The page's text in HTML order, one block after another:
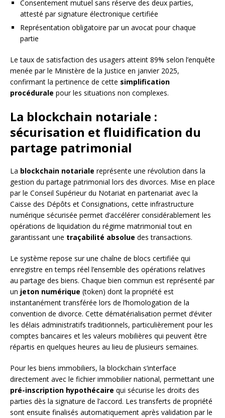
Consentement mutuel sans réserve des deux parties,
attesté par signature électronique certifiée
Représentation obligatoire par un avocat pour chaque
partie
Le taux de satisfaction des usagers atteint 89% selon l’enquête
menée par le Ministère de la Justice en janvier 2025,
confirmant la pertinence de cette simplification
procédurale pour les situations non complexes.
La blockchain notariale :
sécurisation et fluidification du
partage patrimonial
La blockchain notariale représente une révolution dans la
gestion du partage patrimonial lors des divorces. Mise en place
par le Conseil Supérieur du Notariat en partenariat avec la
Caisse des Dépôts et Consignations, cette infrastructure
numérique sécurisée permet d’accélérer considérablement les
opérations de liquidation du régime matrimonial tout en
garantissant une traçabilité absolue des transactions.
Le système repose sur une chaîne de blocs certifiée qui
enregistre en temps réel l’ensemble des opérations relatives
au partage des biens. Chaque bien commun est représenté par
un jeton numérique (token) dont la propriété est
instantanément transférée lors de l’homologation de la
convention de divorce. Cette dématérialisation permet d’éviter
les délais administratifs traditionnels, particulièrement pour les
comptes bancaires et les valeurs mobilières qui peuvent être
répartis en quelques heures au lieu de plusieurs semaines.
Pour les biens immobiliers, la blockchain s’interface
directement avec le fichier immobilier national, permettant une
pré-inscription hypothécaire qui sécurise les droits des
parties dès la signature de l’accord. Les transferts de propriété
sont ensuite finalisés automatiquement après validation par le